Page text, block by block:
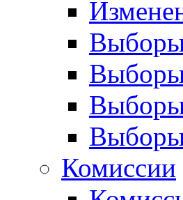
Выборы
Выборы
Выборы
Выборы
Комиссии